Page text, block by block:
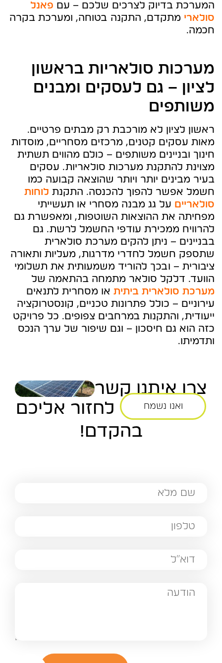
המערכת בדיוק לצרכים שלכם – עם פאנל
סולארי מתקדם, התקנה בטוחה, ומערכת בקרה
חכמה.
מערכות סולאריות בראשון
לציון – גם לעסקים ומבנים
משותפים
ראשון לציון לא מורכבת רק מבתים פרטיים.
מאות עסקים קטנים, מרכזים מסחריים, מוסדות
חינוך ובניינים משותפים – כולם מהווים תשתית
מצוינת להתקנת מערכות סולאריות. עסקים
בעיר מבינים יותר ויותר שהוצאה קבועה כמו
חשמל אפשר להפוך להכנסה. התקנת לוחות
סולאריים על גג מבנה מסחרי או תעשייתי
מפחיתה את ההוצאות השוטפות, ומאפשרת גם
להרוויח ממכירת עודפי החשמל לרשת. גם
בבניינים – ניתן להקים מערכת סולארית
שתספק חשמל לחדרי מדרגות, מעליות ותאורה
ציבורית – ובכך להוריד משמעותית את תשלומי
הוועד. דלקל סולאר מתמחה בהתאמה של
מערכת סולארית ביתית או מסחרית לתנאים
עירוניים – כולל פתרונות טכניים, קונסטרוקציה
ייעודית, והתקנות במרחבים צפופים. כל פרויקט
כזה הוא גם חיסכון – וגם שיפור של ערך הנכס
ותדמיתו.
צרו איתנו קשר
ואנו נשמח
לחזור אליכם
בהקדם!